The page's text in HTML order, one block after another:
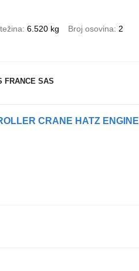
6.520 kg Broj osovina 2
FRANCE SAS
CRANE HATZ ENGINE